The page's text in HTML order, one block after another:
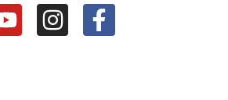
Y
o
I
n
F
a